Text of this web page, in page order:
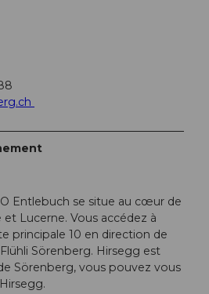
Entlebuch se situe au cœur de
et Lucerne. Vous accédez à
principale 10 en direction de
Sörenberg. Hirsegg est
Sörenberg, vous pouvez vous